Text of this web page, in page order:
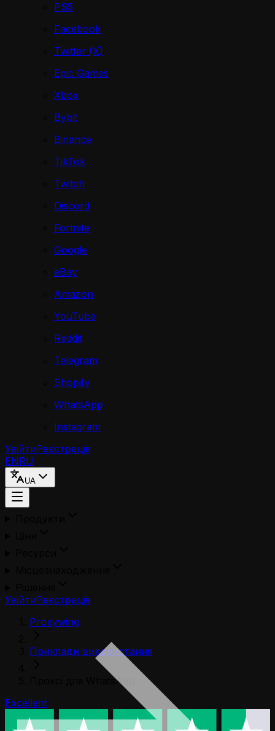
PS5
Facebook
Twitter (X)
Epic Games
Xbox
Bybit
Binance
TikTok
Twitch
Discord
Fortnite
Google
eBay
Amazon
YouTube
Reddit
Telegram
Shopify
WhatsApp
Instagram
УвійтиРеєстрація
ENRU
UA
УвійтиРеєстрація
Proxywing
Приклади використання
Проксі для WhatsApp
Excellent